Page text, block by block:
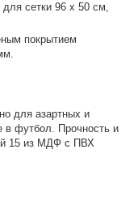
для сетки 96 х 50 см,
покрытием
для азартных и
в футбол. Прочность и
15 из МДФ с ПВХ